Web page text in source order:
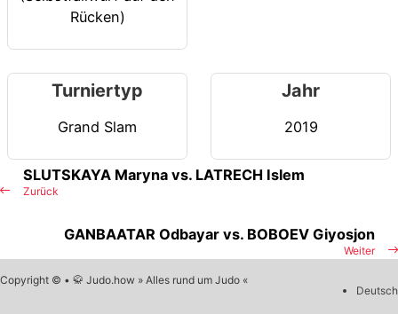
Rücken)
Turniertyp
Grand Slam
Jahr
2019
Zurück
SLUTSKAYA Maryna vs. LATRECH Islem
Weiter
GANBAATAR Odbayar vs. BOBOEV Giyosjon
Copyright © • 🥋 Judo.how » Alles rund um Judo «
Deutsch